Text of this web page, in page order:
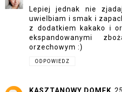
Lepiej jednak nie
uwielbiam i smak i
z dodatkiem kakako i
ekspandowanymi
orzechowym :)
ODPOWIEDZ